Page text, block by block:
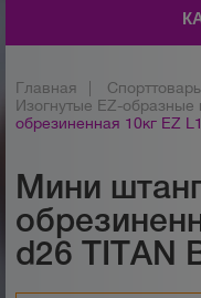
Главная
Изогнутые EZ-образные
обрезиненная 10кг EZ
Мини
d26 TITAN